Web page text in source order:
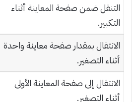
التنقل ضمن صفحة المعاينة أثناء
التكبير.
الانتقال بمقدار صفحة معاينة واحدة
أثناء التصغير.
الانتقال إلى صفحة المعاينة الأولى
أثناء التصغير.